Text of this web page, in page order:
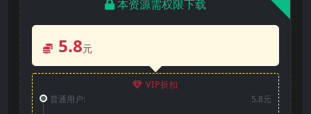
本资源需权限下载
5.8元
VIP折扣
普通用户:
5.8元